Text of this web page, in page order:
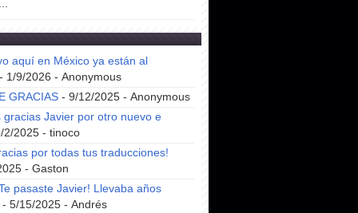
aquí en México ya están al
1/9/2026 - Anonymous
GRACIAS - 9/12/2025 - Anonymous
gracias Javier por otro nuevo e
2025 - tinoco
por todas tus traducciones!
- Gaston
pasaste Javier! Llevaba años
- 5/15/2025 - Andrés